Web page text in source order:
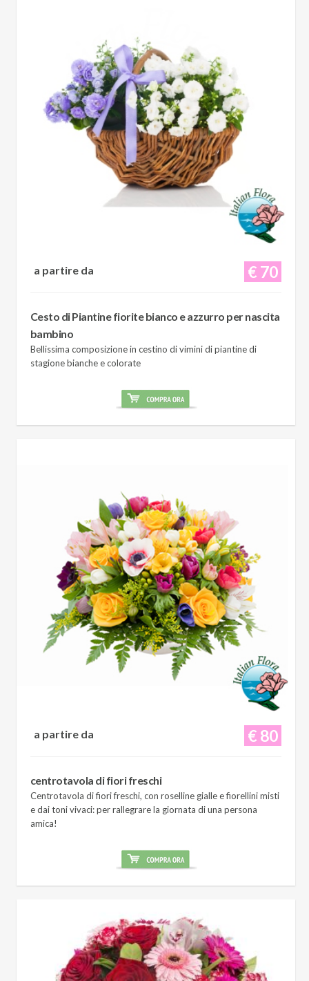
€ 70
a partire da
Cesto di Piantine fiorite bianco e azzurro per nascita
bambino
Bellissima composizione in cestino di vimini di piantine di
stagione bianche e colorate
€ 80
a partire da
centrotavola di fiori freschi
Centrotavola di fiori freschi, con roselline gialle e fiorellini misti
e dai toni vivaci: per rallegrare la giornata di una persona
amica!